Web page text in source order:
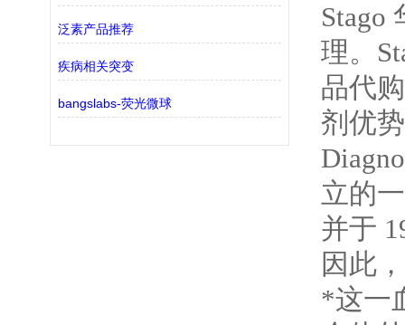
泛素产品推荐
疾病相关突变
bangslabs-荧光微球
Stago
理。
品代
剂优
立的
并于
因此
*这一